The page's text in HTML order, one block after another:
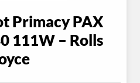
Primacy PAX
111W – Rolls